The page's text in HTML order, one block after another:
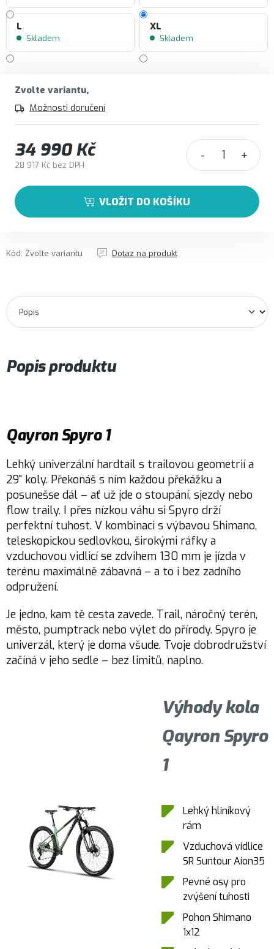
L
Skladem
XL
Skladem
Zvolte variantu
Možnosti doručení
34 990 Kč
28 917 Kč bez DPH
VLOŽIT DO KOŠÍKU
Kód: Zvolte variantu Dotaz na produkt
Popis produktu
Qayron Spyro 1
Lehký univerzální hardtail s trailovou geometrií a
29" koly. Překonáš s ním každou překážku a
posunešse dál – ať už jde o stoupání, sjezdy nebo
flow traily. I přes nízkou váhu si Spyro drží
perfektní tuhost. V kombinaci s výbavou Shimano,
teleskopickou sedlovkou, širokými ráfky a
vzduchovou vidlicí se zdvihem 130 mm je jízda v
terénu maximálně zábavná – a to i bez zadního
odpružení.
Je jedno, kam tě cesta zavede. Trail, náročný terén,
město, pumptrack nebo výlet do přírody. Spyro je
univerzál, který je doma všude. Tvoje dobrodružství
začíná v jeho sedle – bez limitů, naplno.
Výhody kola
Qayron Spyro
1
Lehký hliníkový
rám
Vzduchová vidlice
SR Suntour Aion35
Pevné osy pro
zvýšení tuhosti
Pohon Shimano
1x12